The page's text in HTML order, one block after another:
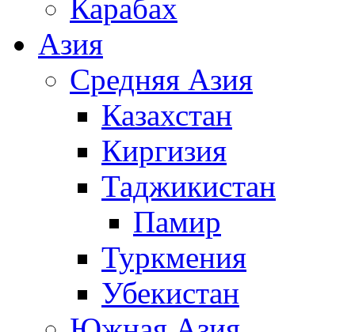
Карабах
Азия
Средняя Азия
Казахстан
Киргизия
Таджикистан
Памир
Туркмения
Убекистан